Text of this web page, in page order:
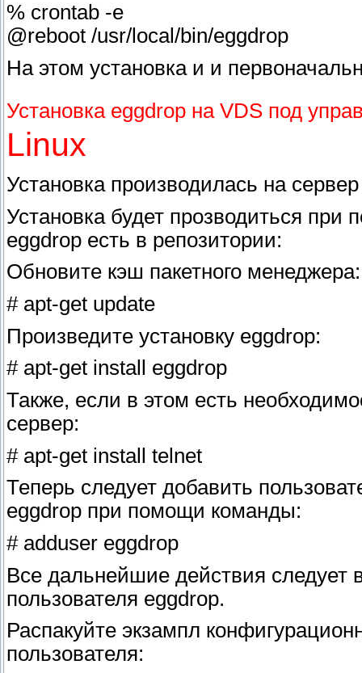
% crontab -e
@reboot /usr/local/bin/eggdrop
На этом установка и и
Установка eggdrop на VDS под
Linux
Установка производилась на
Установка будет прозводиться при
eggdrop есть в репозитории:
Обновите кэш пакетного менеджера:
# apt-get update
Произведите установку eggdrop:
# apt-get install eggdrop
Также, если в этом есть
сервер:
# apt-get install telnet
Теперь следует добавить
eggdrop при помощи команды:
# adduser eggdrop
Все дальнейшие действия следует
пользователя eggdrop.
Распакуйте экзампл
пользователя: